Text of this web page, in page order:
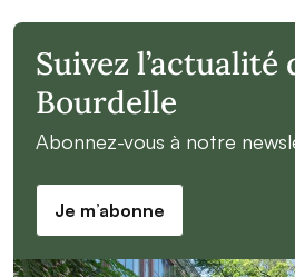
Suivez l’actualité
Bourdelle
Abonnez-vous à notre
Je m’abonne